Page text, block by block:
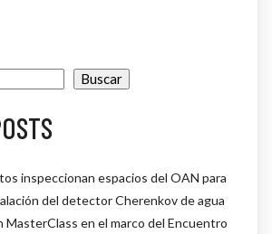
Buscar
inspeccionan espacios del OAN para
del detector Cherenkov de agua
MasterClass en el marco del Encuentro